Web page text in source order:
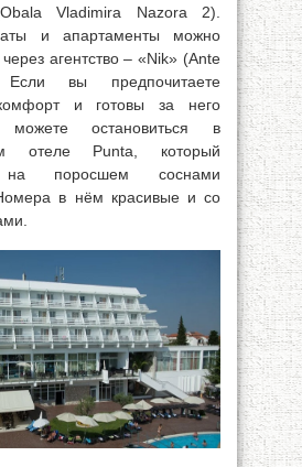
Vladimira Nazora 2).
и апартаменты можно
агентство – «Nik» (Ante
вы предпочитаете
и готовы за него
остановиться в
отеле Punta, который
на поросшем соснами
в нём красивые и со